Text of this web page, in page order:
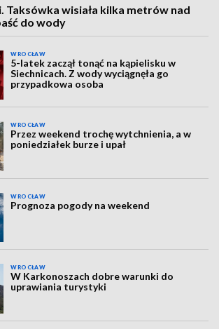
Taksówka wisiała kilka metrów nad
do wody
WROCŁAW
5-latek zaczął tonąć na kąpielisku w
Siechnicach. Z wody wyciągnęła go
przypadkowa osoba
WROCŁAW
Przez weekend trochę wytchnienia, a w
poniedziałek burze i upał
WROCŁAW
Prognoza pogody na weekend
WROCŁAW
W Karkonoszach dobre warunki do
uprawiania turystyki